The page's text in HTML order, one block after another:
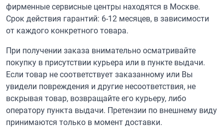
фирменные сервисные центры находятся в Москве.
Срок действия гарантий: 6-12 месяцев, в зависимости
от каждого конкретного товара.
При получении заказа внимательно осматривайте
покупку в присутствии курьера или в пункте выдачи.
Если товар не соответствует заказанному или Вы
увидели повреждения и другие несоответствия, не
вскрывая товар, возвращайте его курьеру, либо
оператору пункта выдачи. Претензии по внешнему виду
принимаются только в момент доставки.